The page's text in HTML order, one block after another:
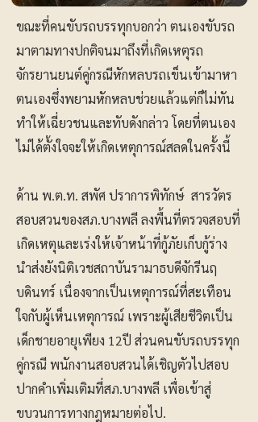
ขณะที่คนขับรถบรรทุกบอกว่า ตนเองขับรถ
มาตามทางปกติจนมาถึงที่เกิดเหตุรถ
จักรยานยนต์คู่กรณีหักหลบรถเข็นเข้ามาหา
ตนเองซึ่งพยามหักหลบช่วยแล้วแต่ก็ไม่ทัน
ทำให้เฉี่ยวชนและทับดังกล่าว โดยที่ตนเอง
ไม่ได้ตั้งใจจะให้เกิดเหตุการณ์สลดในครั้งนี้
ด้าน พ.ต.ท. สพัศ ปราการพิทักษ์ สารวัตร
สอบสวนของสภ.บางพลี ลงพื้นที่ตรวจสอบที่
เกิดเหตุและเร่งให้เจ้าหน้าที่กู้ภัยเก็บกู้ร่าง
นำส่งยังนิติเวชสถาบันรามาธบดีจักรีนฤ
บดินทร์ เนื่องจากเป็นเหตุการณ์ที่สะเทือน
ใจกับผู้เห็นเหตุการณ์ เพราะผู้เสียชีวิตเป็น
เด็กชายอายุเพียง 12ปี ส่วนคนขับรถบรรทุก
คู่กรณี พนักงานสอบสวนได้เชิญตัวไปสอบ
ปากคำเพิ่มเติมที่สภ.บางพลี เพื่อเข้าสู่
ขบวนการทางกฎหมายต่อไป.